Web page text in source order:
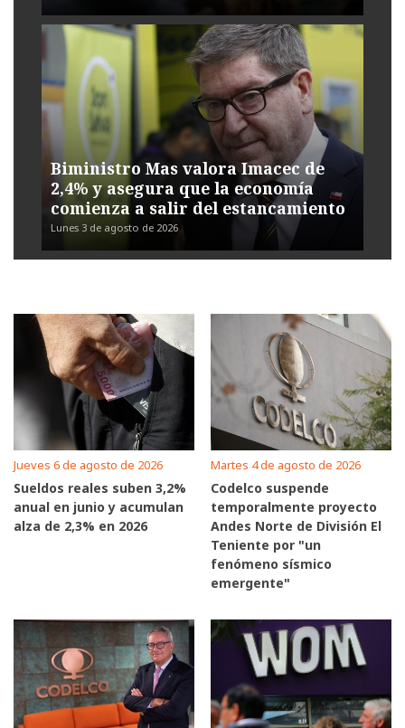
Biministro Mas valora Imacec de
2,4% y asegura que la economía
comienza a salir del estancamiento
Lunes 3 de agosto de 2026
Jueves 6 de agosto de 2026
Sueldos reales suben 3,2%
anual en junio y acumulan
alza de 2,3% en 2026
Martes 4 de agosto de 2026
Codelco suspende
temporalmente proyecto
Andes Norte de División El
Teniente por "un
fenómeno sísmico
emergente"